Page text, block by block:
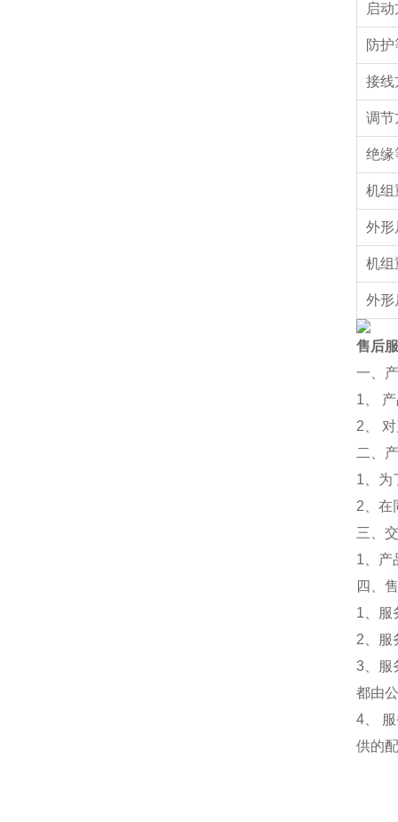
启
防
接线
调节
绝缘
机组
外形
机组
外形
售后
一、
1、
2、
二、
1、为
2、在
三、
1、产
四、
1、服
2、服
3、服
都由
4、
供的